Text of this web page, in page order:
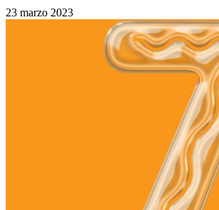
23 marzo 2023